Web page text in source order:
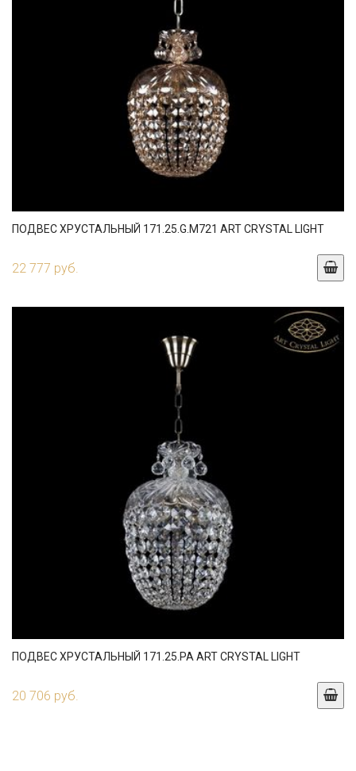
ПОДВЕС ХРУСТАЛЬНЫЙ 171.25.G.M721 ART CRYSTAL LIGHT
22 777 руб.
ПОДВЕС ХРУСТАЛЬНЫЙ 171.25.PA ART CRYSTAL LIGHT
20 706 руб.